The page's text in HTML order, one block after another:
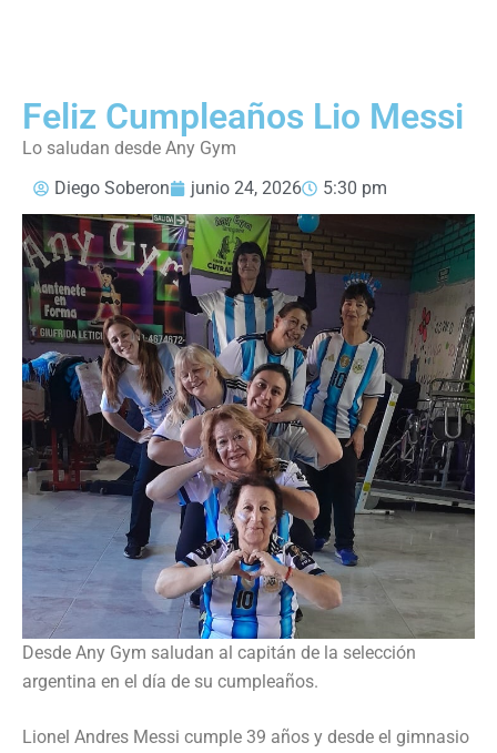
Feliz Cumpleaños Lio Messi
Lo saludan desde Any Gym
Diego Soberon
junio 24, 2026 5:30 pm
Desde Any Gym saludan al capitán de la selección
argentina en el día de su cumpleaños.
Lionel Andres Messi cumple 39 años y desde el gimnasio